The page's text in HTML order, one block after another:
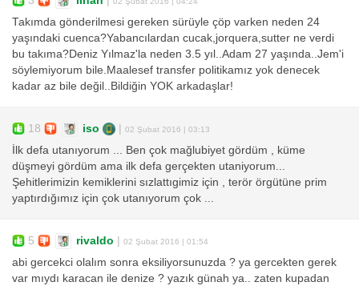
Takımda gönderilmesi gereken sürüyle çöp varken neden 24
yaşındaki cuenca?Yabancılardan cucak,jorquera,sutter ne verdi
bu takıma?Deniz Yılmaz'la neden 3.5 yıl..Adam 27 yaşında..Jem'i
söylemiyorum bile.Maalesef transfer politikamız yok denecek
kadar az bile değil..Bildiğin YOK arkadaşlar!
18 iso 02 Şubat 2016 | 03:13
İlk defa utanıyorum ... Ben çok mağlubiyet gördüm , küme
düşmeyi gördüm ama ilk defa gerçekten utaniyorum...
Şehitlerimizin kemiklerini sızlattıgimiz için , terör örgütüne prim
yaptırdığımız için çok utanıyorum çok ...
5 rivaldo 02 Şubat 2016 | 01:54
abi gercekci olalım sonra eksiliyorsunuzda ? ya gercekten gerek
var mıydı karacan ile denize ? yazık günah ya.. zaten kupadan